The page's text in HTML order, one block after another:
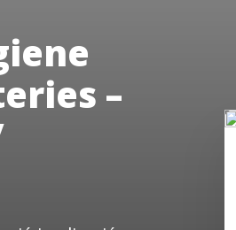
–